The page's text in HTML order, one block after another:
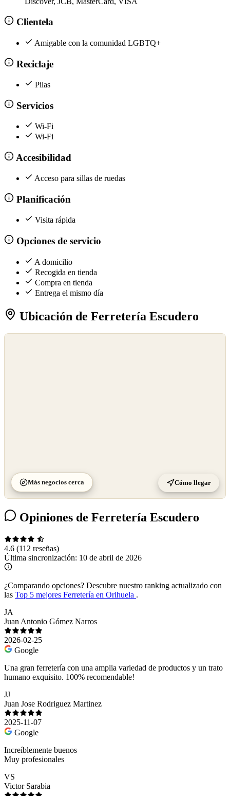
Clientela
Amigable con la comunidad LGBTQ+
Reciclaje
Pilas
Servicios
Wi-Fi
Wi-Fi
Accesibilidad
Acceso para sillas de ruedas
Planificación
Visita rápida
Opciones de servicio
A domicilio
Recogida en tienda
Compra en tienda
Entrega el mismo día
Ubicación de Ferretería Escudero
Más negocios cerca Cómo llegar
Opiniones de Ferretería Escudero
4.6 (112 reseñas)
Última sincronización: 10 de abril de 2026
¿Comparando opciones? Descubre nuestro ranking actualizado con
las Top 5 mejores Ferretería en Orihuela .
JA
Juan Antonio Gómez Narros
2026-02-25
Google
Una gran ferretería con una amplia variedad de productos y un trato
humano exquisito. 100% recomendable!
JJ
Juan Jose Rodriguez Martinez
2025-11-07
Google
Increíblemente buenos
Muy profesionales
VS
Victor Sarabia